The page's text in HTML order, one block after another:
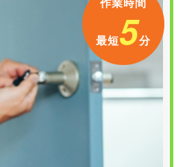
最短5分